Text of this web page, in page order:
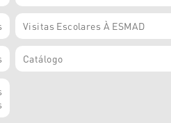
Visitas Escolares À ESMAD
Catálogo